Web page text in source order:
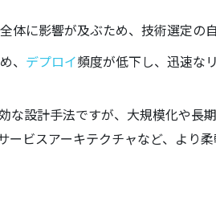
に影響が及ぶため、技術選定の
、 デプロイ頻度が低下し、迅速な
設計手法ですが、大規模化や長
ビスアーキテクチャなど、より